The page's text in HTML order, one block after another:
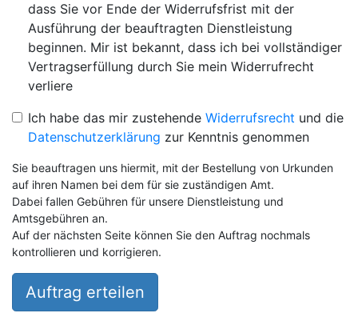
dass Sie vor Ende der Widerrufsfrist mit der
Ausführung der beauftragten Dienstleistung
beginnen. Mir ist bekannt, dass ich bei vollständiger
Vertragserfüllung durch Sie mein Widerrufrecht
verliere
Ich habe das mir zustehende Widerrufsrecht und die
Datenschutzerklärung zur Kenntnis genommen
Sie beauftragen uns hiermit, mit der Bestellung von Urkunden
auf ihren Namen bei dem für sie zuständigen Amt.
Dabei fallen Gebühren für unsere Dienstleistung und
Amtsgebühren an.
Auf der nächsten Seite können Sie den Auftrag nochmals
kontrollieren und korrigieren.
Auftrag erteilen